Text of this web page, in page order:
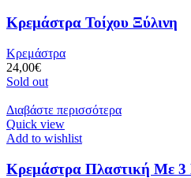
Κρεμάστρα Τοίχου Ξύλινη
Κρεμάστρα
24,00€
Sold out
Διαβάστε περισσότερα
Quick view
Add to wishlist
Κρεμάστρα Πλαστική Με 3